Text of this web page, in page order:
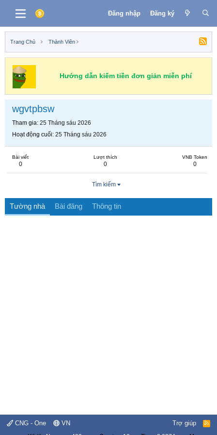
Đăng nhập Đăng ký
Trang Chủ Thành Viên
Hướng dẫn kiếm tiền đơn giản miễn phí
wgvtpbsw
Tham gia 25 Tháng sáu 2026
Hoạt động cuối 25 Tháng sáu 2026
Bài viết
0
Lượt thích
0
VNB Token
0
Tìm kiếm
Tường nhà Bài đăng Thông tin
CNG - One VN Trợ giúp
R